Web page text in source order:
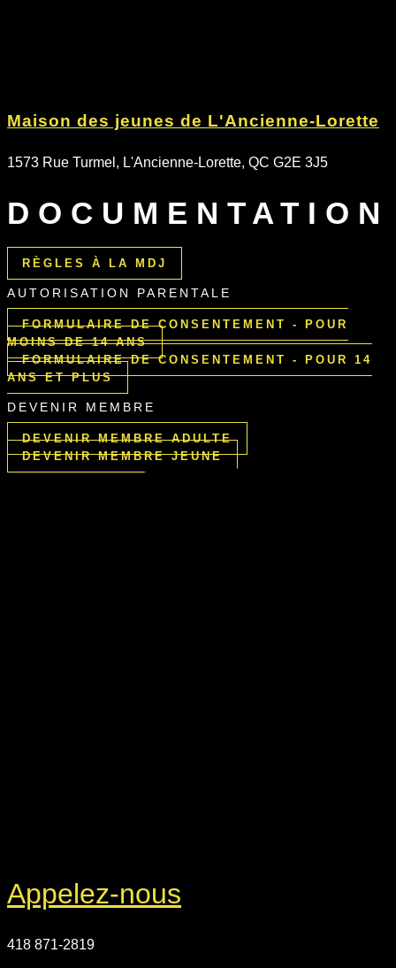
Maison des jeunes de L'Ancienne-Lorette
1573 Rue Turmel, L'Ancienne-Lorette, QC G2E 3J5
DOCUMENTATION
RÈGLES À LA MDJ
AUTORISATION PARENTALE
FORMULAIRE DE CONSENTEMENT - POUR
MOINS DE 14 ANS
FORMULAIRE DE CONSENTEMENT - POUR 14
ANS ET PLUS
DEVENIR MEMBRE
DEVENIR MEMBRE ADULTE
DEVENIR MEMBRE JEUNE
Appelez-nous
418 871-2819